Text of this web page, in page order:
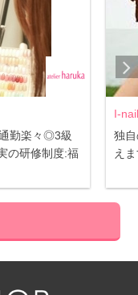
方の本気を叶
都
人